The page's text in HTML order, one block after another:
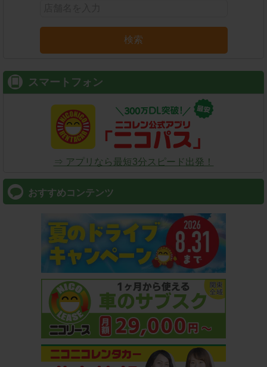
検索
スマートフォン
⇒ アプリなら最短3分スピード出発！
おすすめコンテンツ